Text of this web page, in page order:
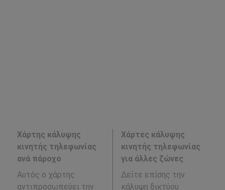
Χάρτης κάλυψης
κινητής τηλεφωνίας
ανά πάροχο
Αυτός ο χάρτης
αντιπροσωπεύει την
Χάρτες κάλυψης
κινητής τηλεφωνίας
για άλλες ζώνες
Δείτε επίσης την
κάλυψη δικτύου